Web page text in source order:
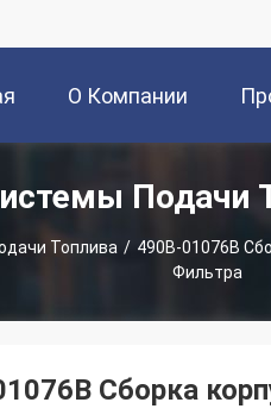
О Компании
Подачи
Топлива / 490B-01076B
Фильтра
Сборка